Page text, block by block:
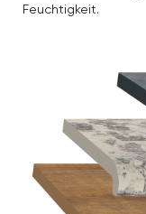
Feuchtigkeit.